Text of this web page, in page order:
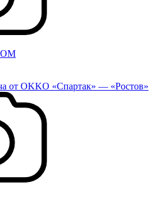
от OKKO «Спартак» — «Ростов»